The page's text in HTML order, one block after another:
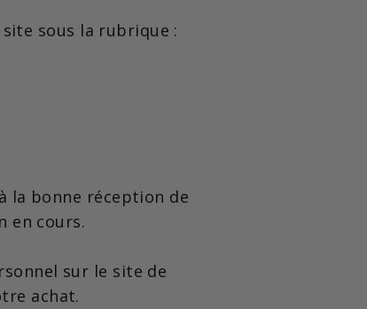
sous la rubrique :
la bonne réception de
en cours.
sur le site de
achat.